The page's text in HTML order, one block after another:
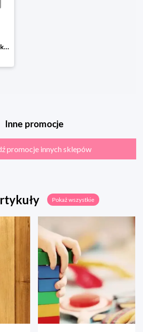
Dzika logika. Zagadki i łamigłówki Edgard
Inne promocje
promocje innych sklepów
Pokaż wszystkie